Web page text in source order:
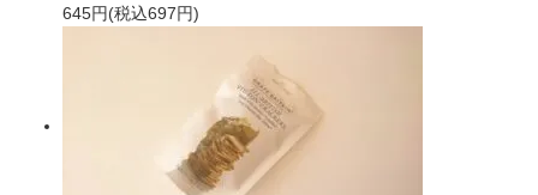
645円(税込697円)